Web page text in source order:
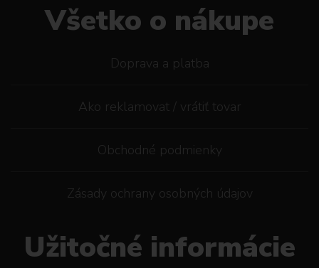
Všetko o nákupe
Doprava a platba
Ako reklamovat / vrátiť tovar
Obchodné podmienky
Zásady ochrany osobných údajov
Užitočné informácie